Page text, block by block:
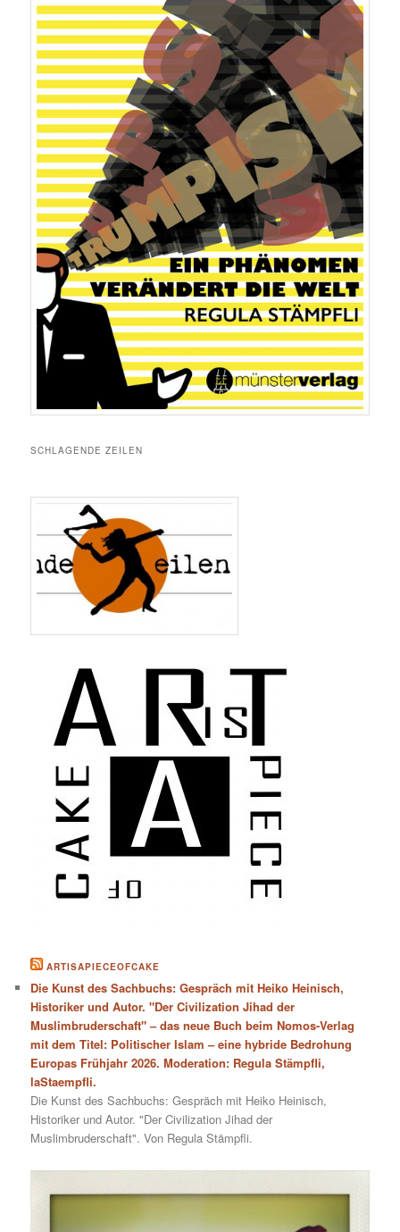
SCHLAGENDE ZEILEN
ARTISAPIECEOFCAKE
Die Kunst des Sachbuchs: Gespräch mit Heiko Heinisch,
Historiker und Autor. "Der Civilization Jihad der
Muslimbruderschaft" – das neue Buch beim Nomos-Verlag
mit dem Titel: Politischer Islam – eine hybride Bedrohung
Europas Frühjahr 2026. Moderation: Regula Stämpfli,
laStaempfli.
Die Kunst des Sachbuchs: Gespräch mit Heiko Heinisch,
Historiker und Autor. "Der Civilization Jihad der
Muslimbruderschaft". Von Regula Stämpfli.